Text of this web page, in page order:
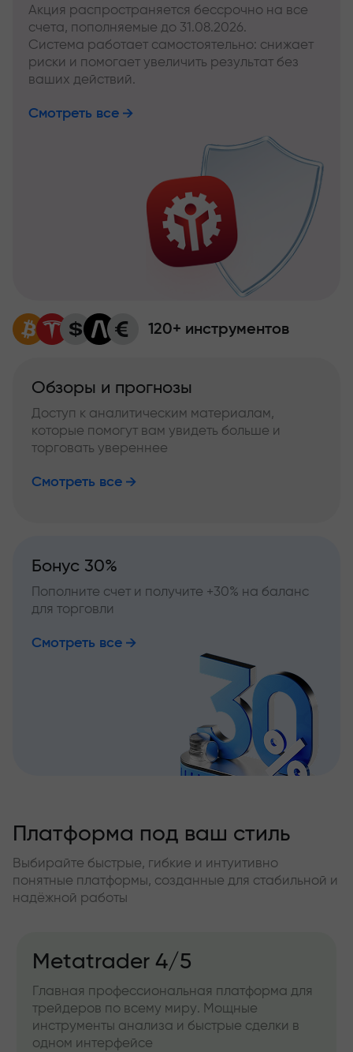
Акция распространяется бессрочно на все
счета, пополняемые до 31.08.2026.
Система работает самостоятельно: снижает
риски и помогает увеличить результат без
ваших действий.
Смотреть все
120+ инструментов
Обзоры и прогнозы
Доступ к аналитическим материалам,
которые помогут вам увидеть больше и
торговать увереннее
Смотреть все
Бонус 30%
Пополните счет и получите +30% на баланс
для торговли
Смотреть все
Платформа под ваш стиль
Выбирайте быстрые, гибкие и интуитивно
понятные платформы, созданные для стабильной и
надёжной работы
Metatrader 4/5
Главная профессиональная платформа для
трейдеров по всему миру. Мощные
инструменты анализа и быстрые сделки в
одном интерфейсе